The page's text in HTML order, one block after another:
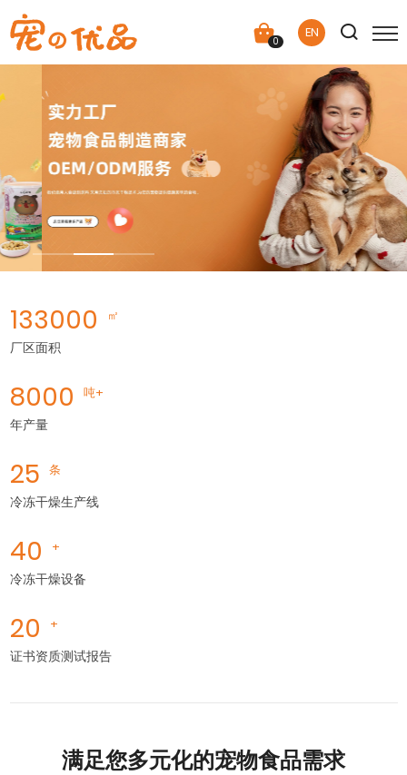
0 EN
133000 ㎡
厂区面积
8000 吨+
年产量
25 条
冷冻干燥生产线
40 +
冷冻干燥设备
20 +
证书资质测试报告
满足您多元化的宠物食品需求